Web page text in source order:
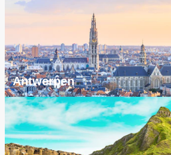
Antwerpen